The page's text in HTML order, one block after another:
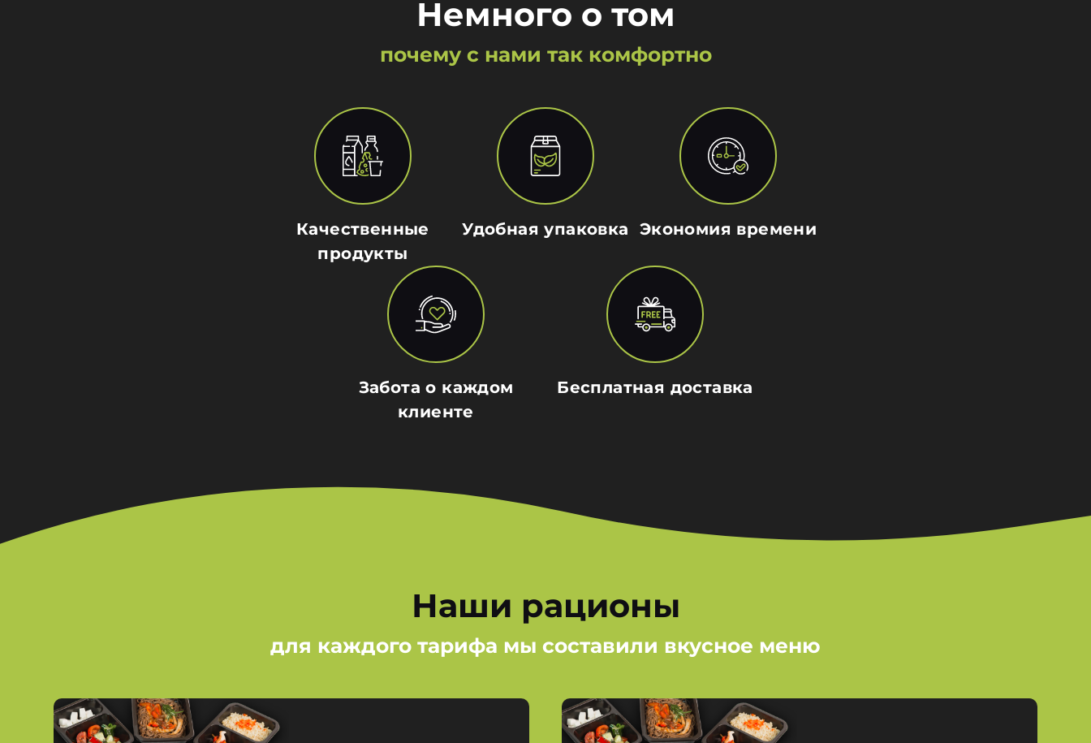
Немного о том
почему с нами так комфортно
Качественные
продукты
Удобная упаковка Экономия времени
Забота о каждом
клиенте
Бесплатная доставка
Наши рационы
для каждого тарифа мы составили вкусное меню